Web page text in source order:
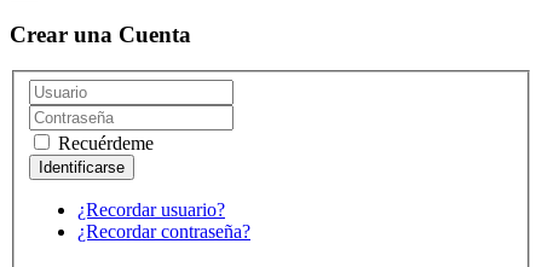
Crear una Cuenta
Recuérdeme
¿Recordar usuario?
¿Recordar contraseña?